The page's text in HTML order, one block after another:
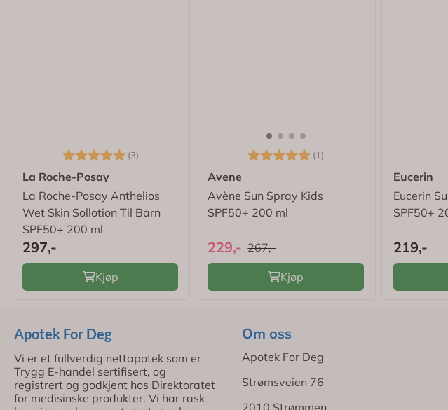
Karakter: (3)
La Roche-Posay
La Roche-Posay Anthelios
Wet Skin Sollotion Til Barn
SPF50+ 200 ml
297,-
Kjøp
Karakter: (1)
Avene
Avène Sun Spray Kids
SPF50+ 200 ml
229,- 267,-
Kjøp
Eucerin
Eucerin
SPF50+
219,-
Apotek For Deg
Vi er et fullverdig nettapotek som er
Trygg E-handel sertifisert, og
registrert og godkjent hos Direktoratet
for medisinske produkter. Vi har rask
Om oss
Apotek For Deg
Strømsveien 76
2010 Strømmen